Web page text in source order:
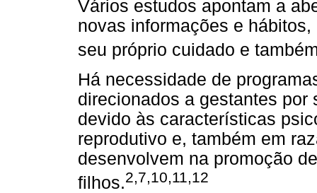
Vários estudos apontam a
novas informações e
seu próprio cuidado e
Há necessidade de
direcionados a gestantes por
devido às características
reprodutivo e, também em
desenvolvem na promoção
filhos.2,7,10,11,12